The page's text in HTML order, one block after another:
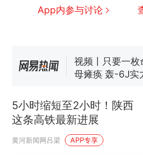
App内参与讨论
新 全球唯一没
视频丨只要一
母瘫痪 轰-6J实
电力部门回应
大雨将至一家
1千斤稻谷
热 十多万人报
5小时缩短至2小时！陕西
这条高铁最新进展
黄河新闻网吕梁 APP专享